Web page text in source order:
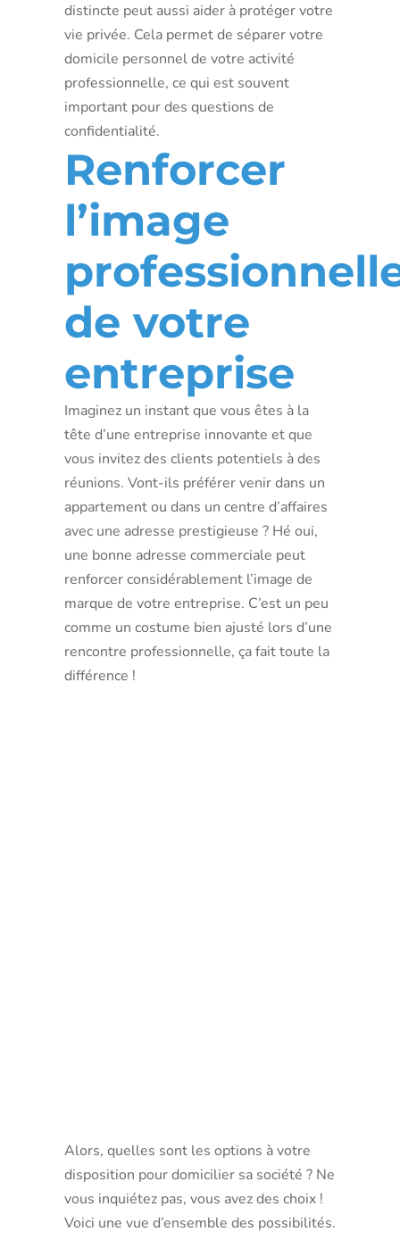
distincte peut aussi aider à protéger votre
vie privée. Cela permet de séparer votre
domicile personnel de votre activité
professionnelle, ce qui est souvent
important pour des questions de
confidentialité.
Renforcer
l’image
de votre
entreprise
Imaginez un instant que vous êtes à la
tête d’une entreprise innovante et que
vous invitez des clients potentiels à des
réunions. Vont-ils préférer venir dans un
appartement ou dans un centre d’affaires
avec une adresse prestigieuse ? Hé oui,
une bonne adresse commerciale peut
renforcer considérablement l’image de
marque de votre entreprise. C’est un peu
comme un costume bien ajusté lors d’une
rencontre professionnelle, ça fait toute la
différence !
Alors, quelles sont les options à votre
disposition pour domicilier sa société ? Ne
vous inquiétez pas, vous avez des choix !
Voici une vue d’ensemble des possibilités.